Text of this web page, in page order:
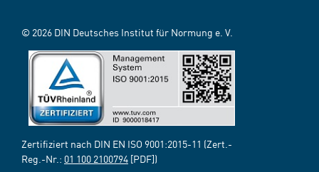
© 2026 DIN Deutsches Institut für Normung e. V.
Zertifiziert nach DIN EN ISO 9001:2015-11 (Zert.-
Reg.-Nr.: 01 100 2100794 [PDF])